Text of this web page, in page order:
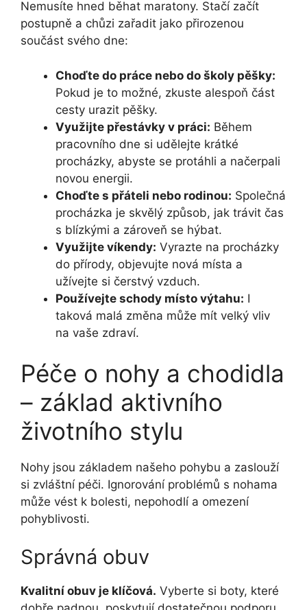
Nemusíte hned běhat maratony. Stačí začít
postupně a chůzi zařadit jako přirozenou
součást svého dne:
Choďte do práce nebo do školy pěšky:
Pokud je to možné, zkuste alespoň část
cesty urazit pěšky.
Využijte přestávky v práci: Během
pracovního dne si udělejte krátké
procházky, abyste se protáhli a načerpali
novou energii.
Choďte s přáteli nebo rodinou: Společná
procházka je skvělý způsob, jak trávit čas
s blízkými a zároveň se hýbat.
Využijte víkendy: Vyrazte na procházky
do přírody, objevujte nová místa a
užívejte si čerstvý vzduch.
Používejte schody místo výtahu: I
taková malá změna může mít velký vliv
na vaše zdraví.
Péče o nohy a chodidla
– základ aktivního
životního stylu
Nohy jsou základem našeho pohybu a zaslouží
si zvláštní péči. Ignorování problémů s nohama
může vést k bolesti, nepohodlí a omezení
pohyblivosti.
Správná obuv
Kvalitní obuv je klíčová. Vyberte si boty, které